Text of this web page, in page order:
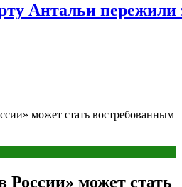
Антальи
может стать востребованным
России» может стать